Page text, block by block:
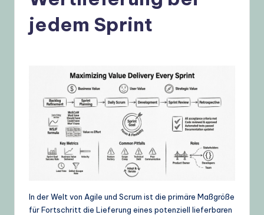
w
jedem Sprint
In der Welt von Agile und Scrum ist die primäre Maßgröße
für Fortschritt die Lieferung eines potenziell lieferbaren